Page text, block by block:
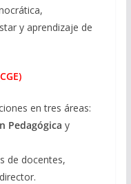
y aprendizaje de
en tres áreas:
Pedagógica y
de docentes,